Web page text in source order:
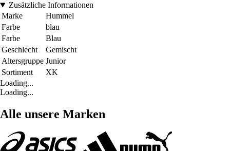
Zusätzliche Informationen
Marke
Hummel
Farbe
blau
Farbe
Blau
Geschlecht
Gemischt
Altersgruppe Junior
Sortiment
XK
Loading...
Loading...
Alle unsere Marken